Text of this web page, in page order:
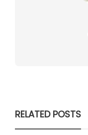
RELATED POSTS